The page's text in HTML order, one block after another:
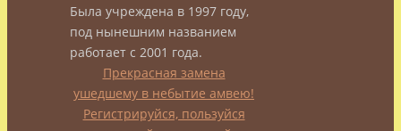
и
минусы
Была учреждена в 1997 году,
под нынешним названием
работает с 2001 года.
Прекрасная замена
ушедшему в небытие амвею!
Регистрируйся, пользуйся